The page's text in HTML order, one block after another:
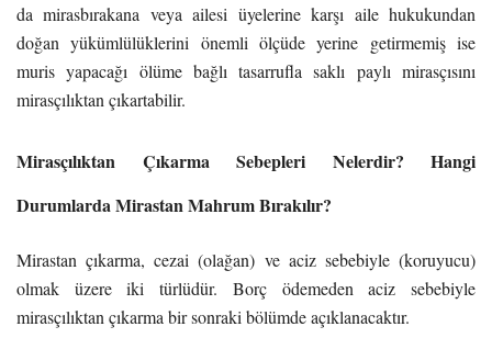
da mirasbırakana veya ailesi üyelerine karşı aile hukukundan
doğan yükümlülüklerini önemli ölçüde yerine getirmemiş ise
muris yapacağı ölüme bağlı tasarrufla saklı paylı mirasçısını
mirasçılıktan çıkartabilir.
Mirasçılıktan Çıkarma Sebepleri Nelerdir? Hangi
Durumlarda Mirastan Mahrum Bırakılır?
Mirastan çıkarma, cezai (olağan) ve aciz sebebiyle (koruyucu)
olmak üzere iki türlüdür. Borç ödemeden aciz sebebiyle
mirasçılıktan çıkarma bir sonraki bölümde açıklanacaktır.